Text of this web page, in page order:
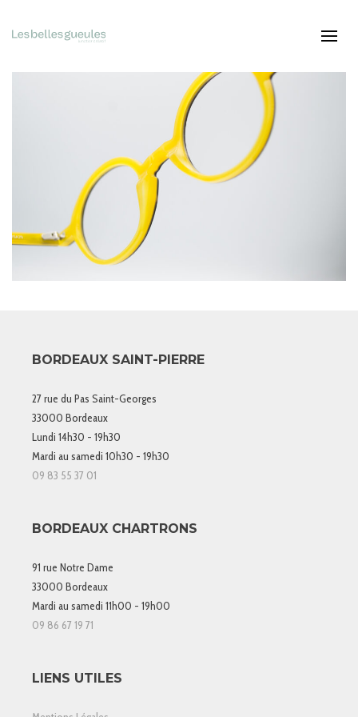
BORDEAUX SAINT-PIERRE
27 rue du Pas Saint-Georges
33000 Bordeaux
Lundi 14h30 - 19h30
Mardi au samedi 10h30 - 19h30
09 83 55 37 01
BORDEAUX CHARTRONS
91 rue Notre Dame
33000 Bordeaux
Mardi au samedi 11h00 - 19h00
09 86 67 19 71
LIENS UTILES